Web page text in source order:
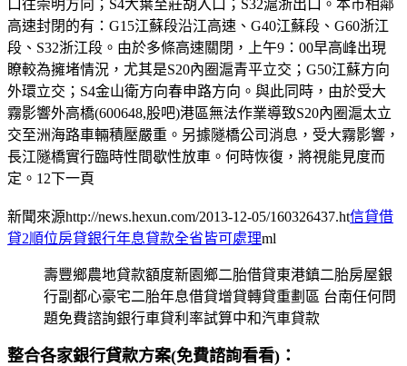
口往崇明方向；S4大葉至莊胡入口；S32滬浙出口。本市相鄰
高速封閉的有：G15江蘇段沿江高速、G40江蘇段、G60浙江
段、S32浙江段。由於多條高速關閉，上午9：00早高峰出現
瞭較為擁堵情況，尤其是S20內圈滬青平立交；G50江蘇方向
外環立交；S4金山衛方向春申路方向。與此同時，由於受大
霧影響外高橋(600648,股吧)港區無法作業導致S20內圈滬太立
交至洲海路車輛積壓嚴重。另據隧橋公司消息，受大霧影響，
長江隧橋實行臨時性間歇性放車。何時恢復，將視能見度而
定。12下一頁
新聞來源http://news.hexun.com/2013-12-05/160326437.ht信貸借
貸2順位房貸銀行年息貸款全省皆可處理ml
壽豐鄉農地貸款額度新園鄉二胎借貸東港鎮二胎房屋銀
行副都心豪宅二胎年息借貸增貸轉貸重劃區 台南任何問
題免費諮詢銀行車貸利率試算中和汽車貸款
整合各家銀行貸款方案(免費諮詢看看)：